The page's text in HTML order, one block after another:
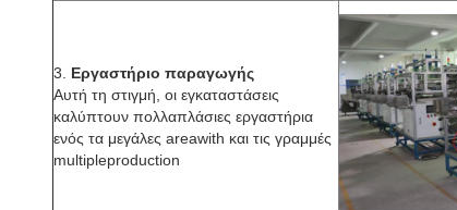
3. Εργαστήριο παραγωγής
Αυτή τη στιγμή, οι εγκαταστάσεις
καλύπτουν πολλαπλάσιες εργαστήρια
ενός τα μεγάλες areawith και τις γραμμές
multipleproduction